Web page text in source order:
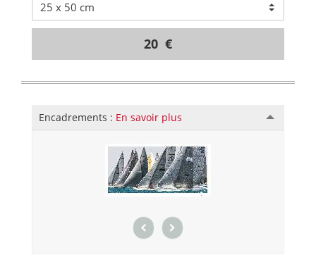
20 €
Encadrements : En savoir plus